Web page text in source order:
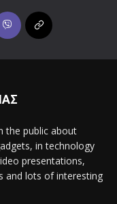
the public about
in technology
presentations,
and lots of interesting